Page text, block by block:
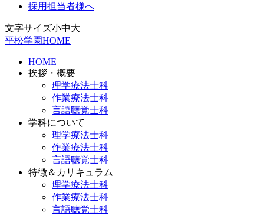
採用担当者様へ
文字サイズ小中大
平松学園HOME
HOME
挨拶・概要
理学療法士科
作業療法士科
言語聴覚士科
学科について
理学療法士科
作業療法士科
言語聴覚士科
特徴＆カリキュラム
理学療法士科
作業療法士科
言語聴覚士科